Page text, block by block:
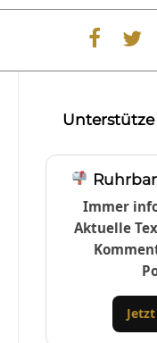
Immer
Aktuelle